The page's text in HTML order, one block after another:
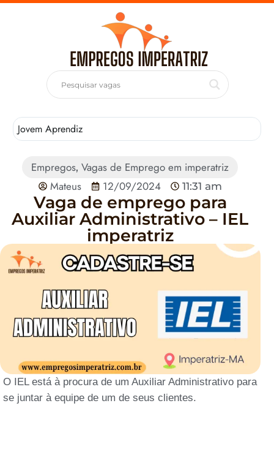
Jovem Aprendiz
Empregos,Vagas de Emprego em imperatriz
Mateus
12/09/2024 11:31 am
Vaga de emprego para
Auxiliar Administrativo – IEL
imperatriz
O IEL está à procura de um Auxiliar Administrativo para
se juntar à equipe de um de seus clientes.